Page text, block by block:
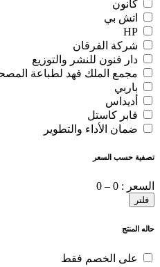
كانون
اتش بي
HP
شركة الفرقان
دار فنون للنشر والتوزيع
مجمع الملك فهد لطباعة
باربي
أديداس
فابر كاستل
ضمان الأداء والتطوير
تصفية حسب السعر
السعر : 0 – 0
فلتر
حاله المنتج
على الخصم فقط